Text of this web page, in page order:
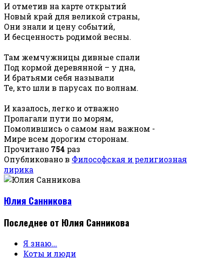
И отметив на карте открытий
Новый край для великой страны,
Они знали и цену событий,
И бесценность родимой весны.
Там жемчужницы дивные спали
Под кормой деревянной – у дна,
И братьями себя называли
Те, кто шли в парусах по волнам.
И казалось, легко и отважно
Пролагали пути по морям,
Помолившись о самом нам важном -
Мире всем дорогим сторонам.
Прочитано 754 раз
Опубликовано в Философская и религиозная
лирика
Юлия Санникова
Последнее от Юлия Санникова
Я знаю...
Коты и люди